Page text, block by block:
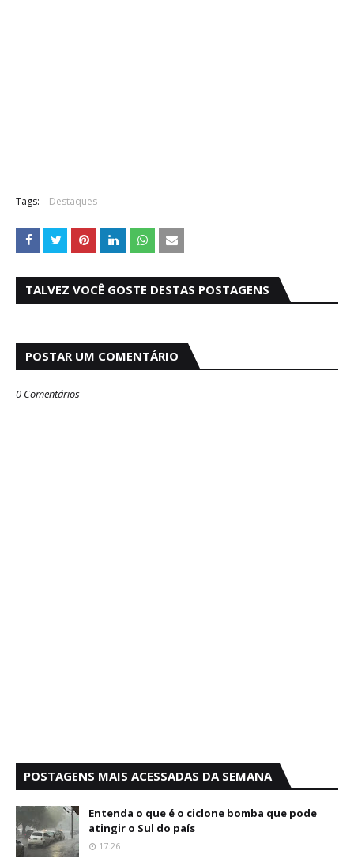
Tags: Destaques
TALVEZ VOCÊ GOSTE DESTAS POSTAGENS
POSTAR UM COMENTÁRIO
0 Comentários
POSTAGENS MAIS ACESSADAS DA SEMANA
Entenda o que é o ciclone bomba que pode
atingir o Sul do país
17:26